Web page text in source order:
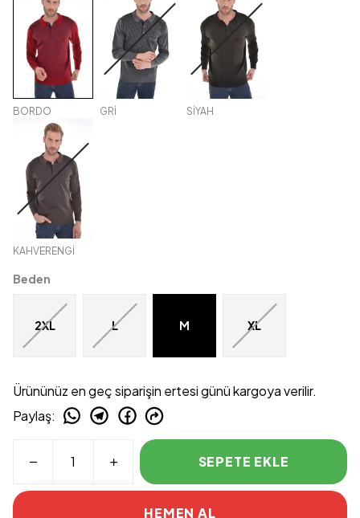
BORDO GRİ SİYAH
KAHVERENGİ
Beden
2XL L M XL
Ürününüz en geç siparişin ertesi günü kargoya verilir.
Paylaş:
SEPETE EKLE
HEMEN AL